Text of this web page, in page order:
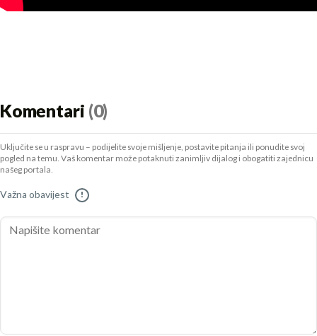
Komentari (0)
Uključite se u raspravu – podijelite svoje mišljenje, postavite pitanja ili ponudite svoj
pogled na temu. Vaš komentar može potaknuti zanimljiv dijalog i obogatiti zajednicu
našeg portala.
Važna obavijest !